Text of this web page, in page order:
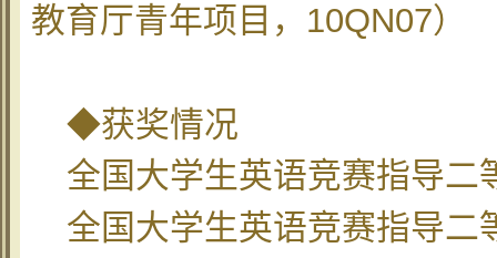
教育厅青年项目， 10QN07）
◆获奖情况
全国大学生英语竞赛指导二
全国大学生英语竞赛指导二